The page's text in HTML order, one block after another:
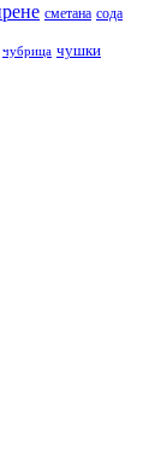
сметана сода
чубрица чушки